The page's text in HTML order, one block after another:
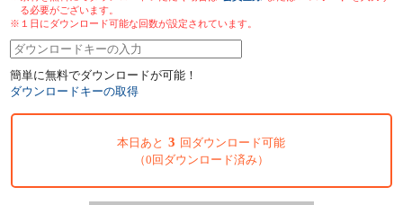
る必要がございます。
※１日にダウンロード可能な回数が設定されています。
簡単に無料でダウンロードが可能！
ダウンロードキーの取得
本日あと 3 回ダウンロード可能
（0回ダウンロード済み）